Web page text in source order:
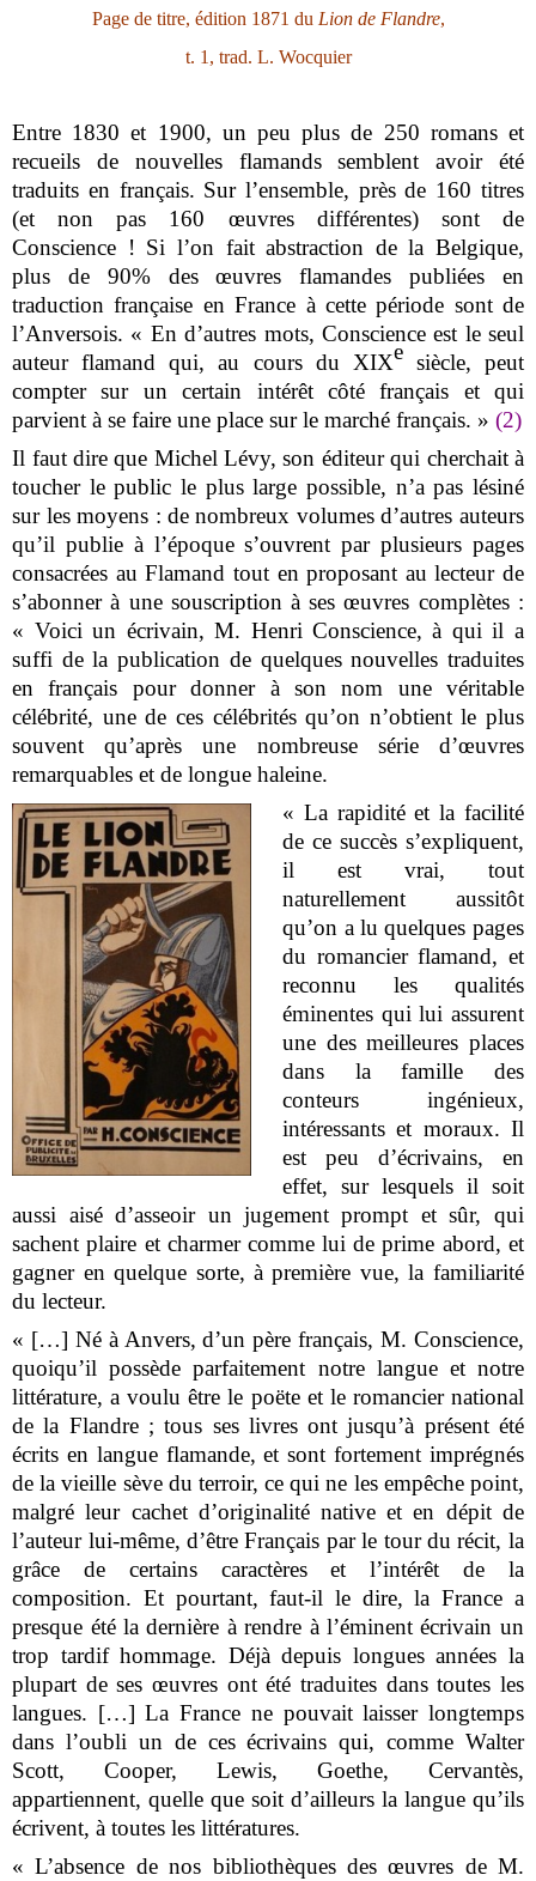
Page de titre, édition 1871 du Lion de Flandre,
t. 1, trad. L. Wocquier
Entre 1830 et 1900, un peu plus de 250 romans et
recueils de nouvelles flamands semblent avoir été
traduits en français. Sur l’ensemble, près de 160 titres
(et non pas 160 œuvres différentes) sont de
Conscience ! Si l’on fait abstraction de la Belgique,
plus de 90% des œuvres flamandes publiées en
traduction française en France à cette période sont de
l’Anversois. « En d’autres mots, Conscience est le seul
auteur flamand qui, au cours du XIXe siècle, peut
compter sur un certain intérêt côté français et qui
parvient à se faire une place sur le marché français. »(2)
Il faut dire que Michel Lévy, son éditeur qui cherchait à
toucher le public le plus large possible, n’a pas lésiné
sur les moyens : de nombreux volumes d’autres auteurs
qu’il publie à l’époque s’ouvrent par plusieurs pages
consacrées au Flamand tout en proposant au lecteur de
s’abonner à une souscription à ses œuvres complètes :
« Voici un écrivain, M. Henri Conscience, à qui il a
suffi de la publication de quelques nouvelles traduites
en français pour donner à son nom une véritable
célébrité, une de ces célébrités qu’on n’obtient le plus
souvent qu’après une nombreuse série d’œuvres
remarquables et de longue haleine.
« La rapidité et la facilité
de ce succès s’expliquent,
il est vrai, tout
naturellement aussitôt
qu’on a lu quelques pages
du romancier flamand, et
reconnu les qualités
éminentes qui lui assurent
une des meilleures places
dans la famille des
conteurs ingénieux,
intéressants et moraux. Il
est peu d’écrivains, en
effet, sur lesquels il soit
aussi aisé d’asseoir un jugement prompt et sûr, qui
sachent plaire et charmer comme lui de prime abord, et
gagner en quelque sorte, à première vue, la familiarité
du lecteur.
« […] Né à Anvers, d’un père français, M. Conscience,
quoiqu’il possède parfaitement notre langue et notre
littérature, a voulu être le poëte et le romancier national
de la Flandre ; tous ses livres ont jusqu’à présent été
écrits en langue flamande, et sont fortement imprégnés
de la vieille sève du terroir, ce qui ne les empêche point,
malgré leur cachet d’originalité native et en dépit de
l’auteur lui-même, d’être Français par le tour du récit, la
grâce de certains caractères et l’intérêt de la
composition. Et pourtant, faut-il le dire, la France a
presque été la dernière à rendre à l’éminent écrivain un
trop tardif hommage. Déjà depuis longues années la
plupart de ses œuvres ont été traduites dans toutes les
langues. […] La France ne pouvait laisser longtemps
dans l’oubli un de ces écrivains qui, comme Walter
Scott, Cooper, Lewis, Goethe, Cervantès,
appartiennent, quelle que soit d’ailleurs la langue qu’ils
écrivent, à toutes les littératures.
« L’absence de nos bibliothèques des œuvres de M.